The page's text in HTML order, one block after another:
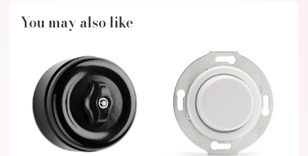
You may also like